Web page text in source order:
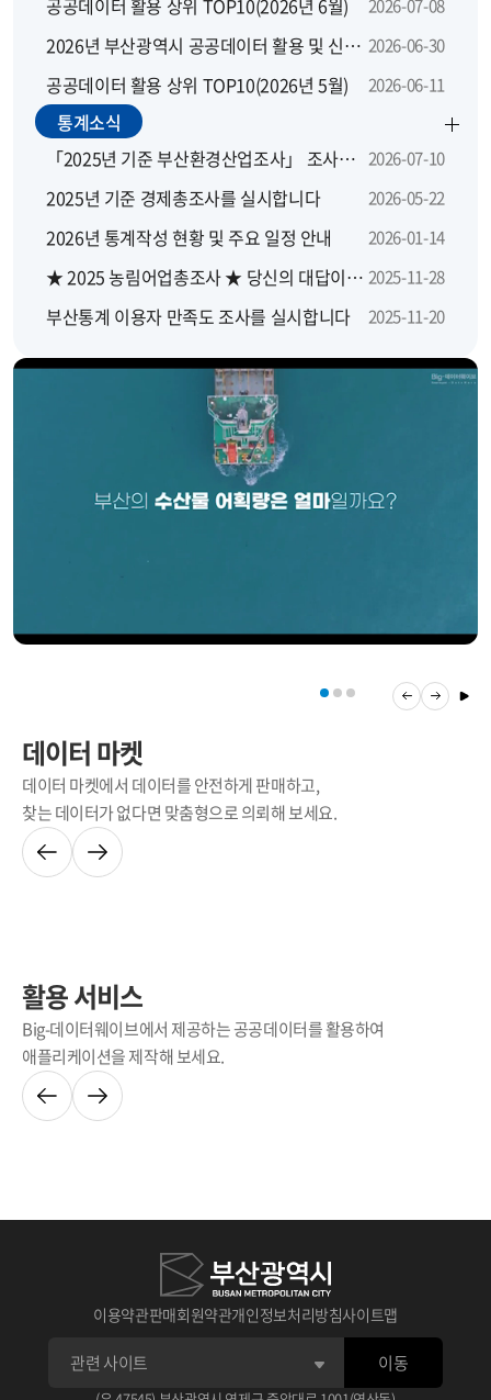
공공데이터 활용 상위 TOP10(2026년 6월) 2026-07-08
2026년 부산광역시 공공데이터 활용 및 신규 개방 수요 설문조사 2026-06-30
공공데이터 활용 상위 TOP10(2026년 5월) 2026-06-11
통계소식
「2025년 기준 부산환경산업조사」 조사요원을 모집합니다. 2026-07-10
2025년 기준 경제총조사를 실시합니다 2026-05-22
2026년 통계작성 현황 및 주요 일정 안내 2026-01-14
★ 2025 농림어업총조사 ★ 당신의 대답이 대한민국의 농산어촌에 좋은 답이 됩니다 2025-11-28
부산통계 이용자 만족도 조사를 실시합니다 2025-11-20
데이터 마켓
데이터 마켓에서 데이터를 안전하게 판매하고,
찾는 데이터가 없다면 맞춤형으로 의뢰해 보세요.
활용 서비스
Big-데이터웨이브에서 제공하는 공공데이터를 활용하여
애플리케이션을 제작해 보세요.
이용약관판매회원약관개인정보처리방침사이트맵
이동